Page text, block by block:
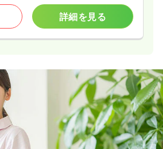
詳細を見る
詳細を見る